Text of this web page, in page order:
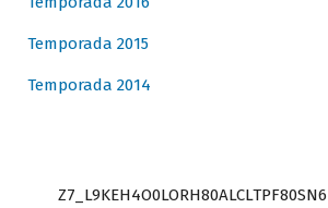
Temporada 2015
Temporada 2014
Z7_L9KEH4O0LORH80ALCLTPF80SN6